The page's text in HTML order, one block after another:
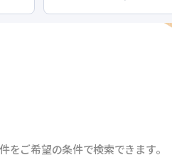
ご希望の条件で検索できます。